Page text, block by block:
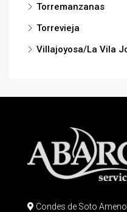
Torremanzanas
Torrevieja
Villajoyosa/La Vila
Condes de Soto